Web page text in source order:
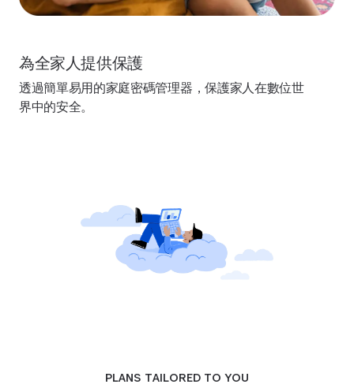
為全家人提供保護
透過簡單易用的家庭密碼管理器，保護家人在數位世
界中的安全。
PLANS TAILORED TO YOU